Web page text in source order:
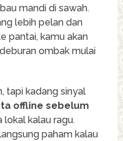
mandi di sawah.
lebih pelan dan
pantai, kamu akan
ombak mulai
tapi kadang sinyal
offline sebelum
kalau ragu.
paham kalau